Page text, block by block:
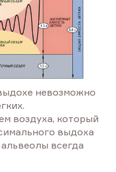
невозможно
воздуха, который
выдоха
всегда